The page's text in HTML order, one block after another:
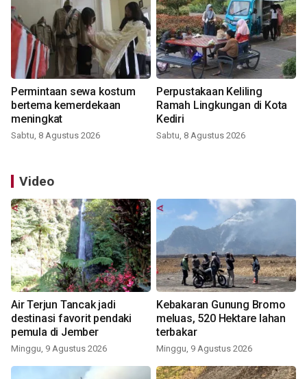
Permintaan sewa kostum
bertema kemerdekaan
meningkat
Sabtu, 8 Agustus 2026
Perpustakaan Keliling
Ramah Lingkungan di Kota
Kediri
Sabtu, 8 Agustus 2026
Video
Air Terjun Tancak jadi
destinasi favorit pendaki
pemula di Jember
Minggu, 9 Agustus 2026
Kebakaran Gunung Bromo
meluas, 520 Hektare lahan
terbakar
Minggu, 9 Agustus 2026